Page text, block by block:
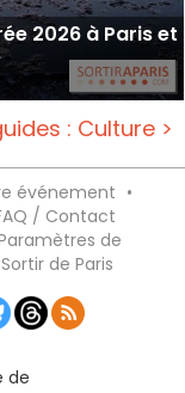
2026 à Paris et
: Culture >
événement •
/ Contact
de
Sortir de Paris
de